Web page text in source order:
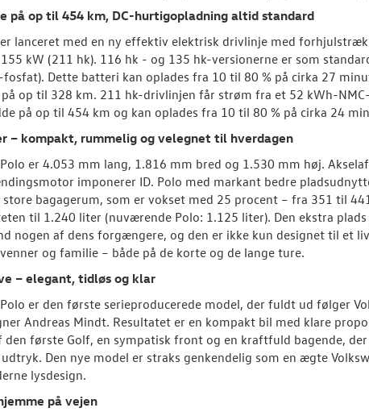
på op til 454 km, DC-hurtigopladning altid standard
lanceret med en ny effektiv elektrisk drivlinje med
kW (211 hk). 116 hk - og 135 hk-versionerne er som
Dette batteri kan oplades fra 10 til 80 % på cirka 27
op til 328 km. 211 hk-drivlinjen får strøm fra et 52 kWh-
på op til 454 km og kan oplades fra 10 til 80 % på cirka 24
– kompakt, rummelig og velegnet til hverdagen
Polo er 4.053 mm lang, 1.816 mm bred og 1.530 mm høj.
imponerer ID. Polo med markant bedre
bagagerum, som er vokset med 25 procent – fra 351 til
til 1.240 liter (nuværende Polo: 1.125 liter). Den ekstra
nogen af dens forgængere, og den er ikke kun designet til et
og familie – både på de korte og de lange ture.
– elegant, tidløs og klar
Polo er den første serieproducerede model, der fuldt ud følger
Andreas Mindt. Resultatet er en kompakt bil med klare
den første Golf, en sympatisk front og en kraftfuld bagende,
Den nye model er straks genkendelig som en ægte
lysdesign.
på vejen